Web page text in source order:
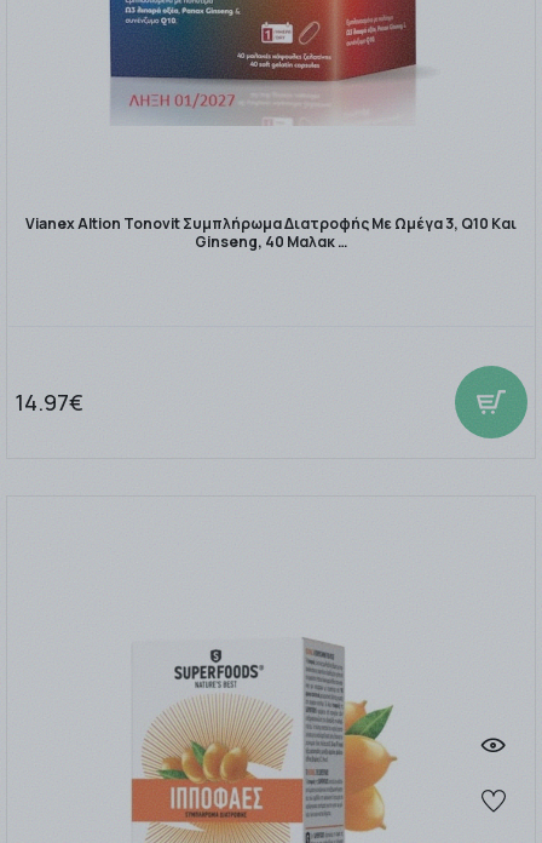
Vianex Altion Tonovit Συμπλήρωμα Διατροφής Με Ωμέγα 3, Q10 Και
Ginseng, 40 Μαλακ …
14.97€